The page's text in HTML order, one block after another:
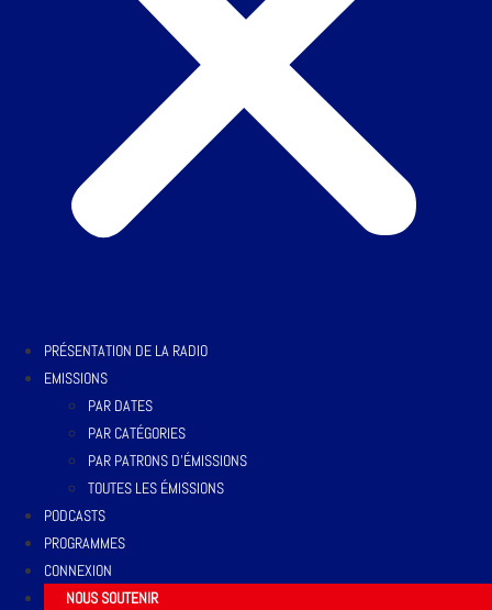
PRÉSENTATION DE LA RADIO
EMISSIONS
PAR DATES
PAR CATÉGORIES
PAR PATRONS D’ÉMISSIONS
TOUTES LES ÉMISSIONS
PODCASTS
PROGRAMMES
CONNEXION
NOUS SOUTENIR